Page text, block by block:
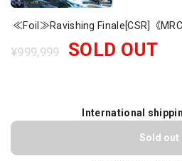
≪Foil≫Ravishing Finale[CSR]《
¥999,999 SOLD OUT
International
Sold out